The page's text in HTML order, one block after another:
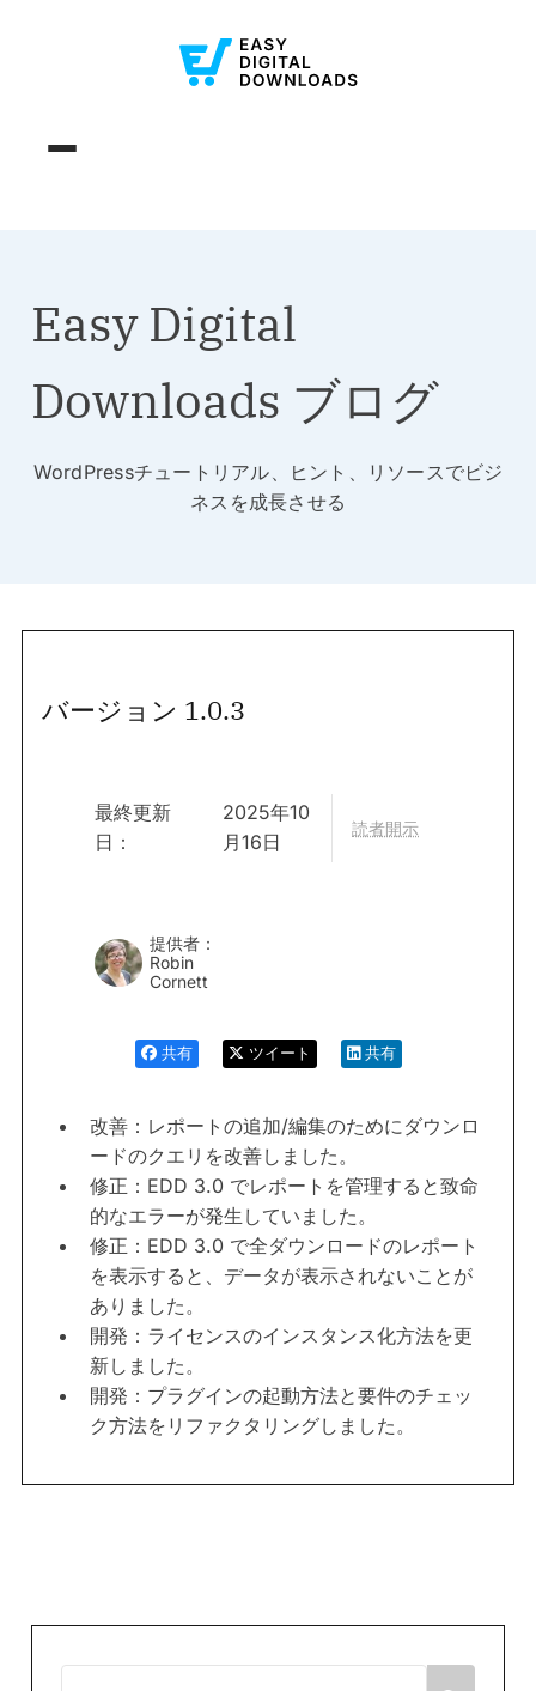
Easy Digital
Downloads ブログ
WordPressチュートリアル、ヒント、リソースでビジ
ネスを成長させる
バージョン 1.0.3
最終更新
日：
2025年10
月16日
読者開示
提供者：
Robin
Cornett
共有 ツイート 共有
改善：レポートの追加/編集のためにダウンロ
ードのクエリを改善しました。
修正：EDD 3.0 でレポートを管理すると致命
的なエラーが発生していました。
修正：EDD 3.0 で全ダウンロードのレポート
を表示すると、データが表示されないことが
ありました。
開発：ライセンスのインスタンス化方法を更
新しました。
開発：プラグインの起動方法と要件のチェッ
ク方法をリファクタリングしました。